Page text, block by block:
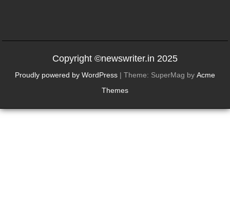
Copyright ©newswriter.in 2025
Proudly powered by WordPress | Theme: SuperMag by Acme
Themes